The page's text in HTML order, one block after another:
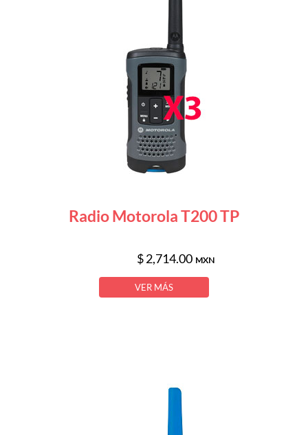
Radio Motorola T200 TP
$ 2,714.00 MXN
VER MÁS